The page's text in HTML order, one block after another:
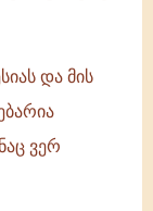
და მის
ვერ